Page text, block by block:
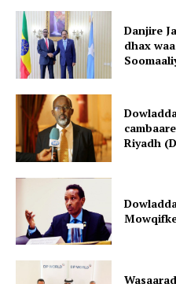
Danjire
dhax
Riyadh